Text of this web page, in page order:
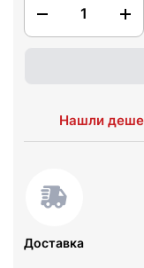
1
Нашли
Доставка